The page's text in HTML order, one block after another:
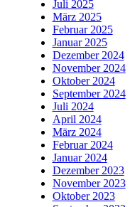
Juli 2025
März 2025
Februar 2025
Januar 2025
Dezember 2024
November 2024
Oktober 2024
September 2024
Juli 2024
April 2024
März 2024
Februar 2024
Januar 2024
Dezember 2023
November 2023
Oktober 2023